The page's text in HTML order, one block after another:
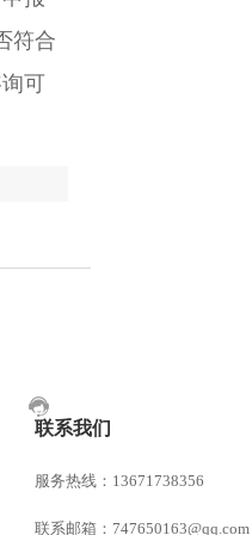
符合
可
联系我们
服务热线：13671738356
联系邮箱：747650163@qq.com